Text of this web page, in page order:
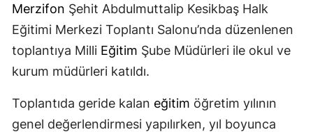
Merzifon Şehit Abdulmuttalip Kesikbaş Halk
Eğitimi Merkezi Toplantı Salonu’nda düzenlenen
toplantıya Milli Eğitim Şube Müdürleri ile okul ve
kurum müdürleri katıldı.
Toplantıda geride kalan eğitim öğretim yılının
genel değerlendirmesi yapılırken, yıl boyunca